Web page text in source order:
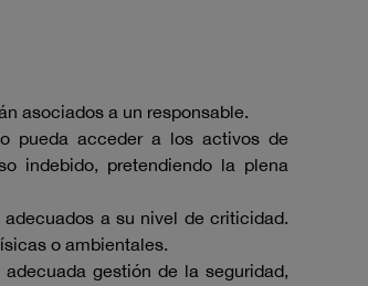
asociados a un responsable.
pueda acceder a los activos de
indebido, pretendiendo la plena
a su nivel de criticidad.
o ambientales.
gestión de la seguridad,